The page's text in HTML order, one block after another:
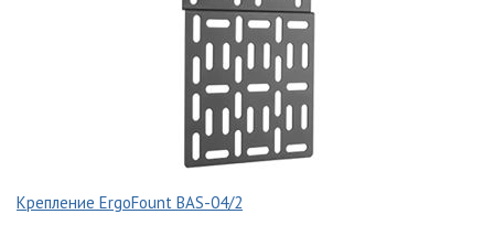
Крепление ErgoFount BAS-04/2